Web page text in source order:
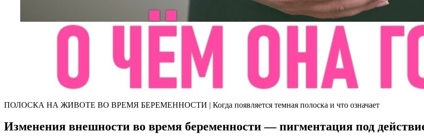
ПОЛОСКА НА ЖИВОТЕ ВО ВРЕМЯ БЕРЕМЕННОСТИ | Когда появляется темная полоска и что означает
Изменения внешности во время беременности — пигментация под